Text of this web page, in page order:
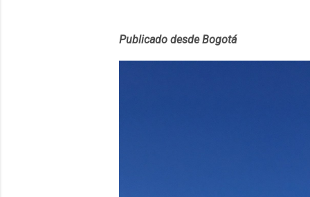
Publicado desde Bogotá